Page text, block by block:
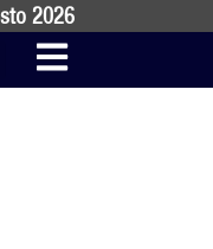
2026